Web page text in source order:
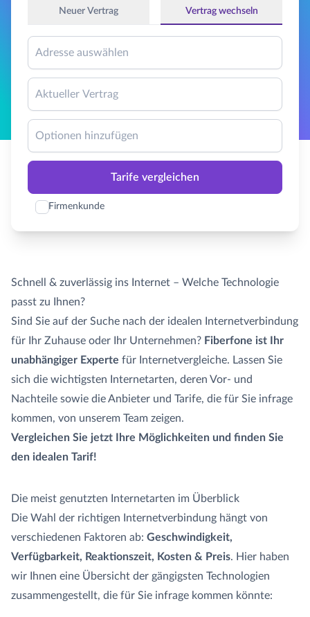
Neuer Vertrag Vertrag wechseln
Adresse auswählen
Aktueller Vertrag
Optionen hinzufügen
Tarife vergleichen
Firmenkunde
Schnell & zuverlässig ins Internet – Welche Technologie
passt zu Ihnen?
Sind Sie auf der Suche nach der idealen Internetverbindung
für Ihr Zuhause oder Ihr Unternehmen? Fiberfone ist Ihr
unabhängiger Experte für Internetvergleiche. Lassen Sie
sich die wichtigsten Internetarten, deren Vor- und
Nachteile sowie die Anbieter und Tarife, die für Sie infrage
kommen, von unserem Team zeigen.
Vergleichen Sie jetzt Ihre Möglichkeiten und finden Sie
den idealen Tarif!
Die meist genutzten Internetarten im Überblick
Die Wahl der richtigen Internetverbindung hängt von
verschiedenen Faktoren ab: Geschwindigkeit,
Verfügbarkeit, Reaktionszeit, Kosten & Preis. Hier haben
wir Ihnen eine Übersicht der gängigsten Technologien
zusammengestellt, die für Sie infrage kommen könnte: